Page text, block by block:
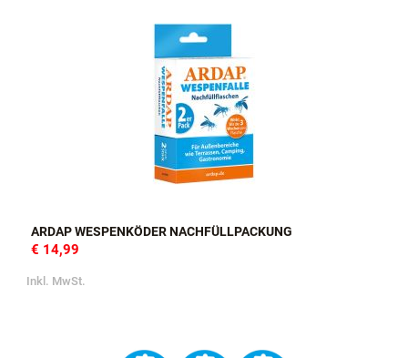
ARDAP WESPENKÖDER NACHFÜLLPACKUNG
€ 14,99
Inkl. MwSt.